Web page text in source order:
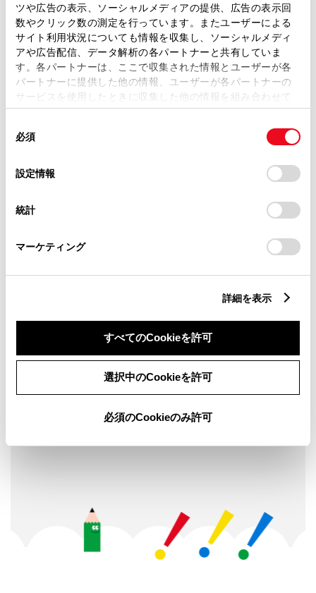
ツや広告の表示、ソーシャルメディアの提供、広告の表示回
数やクリック数の測定を行っています。またユーザーによる
サイト利用状況についても情報を収集し、ソーシャルメディ
アや広告配信、データ解析の各パートナーと共有していま
す。各パートナーは、ここで収集された情報とユーザーが各
パートナーに提供した他の情報、ユーザーが各パートナーの
サービスを使用したときに収集した他の情報を組み合わせて
使用することがあります。当ウェブサイトの使用を続行する
デバイスにすべてのCookie(クッキー)が保存されることに同
意したことになります。Cookie(クッキー)のオプトアウト、
設定の変更、同意を撤回したりするにあたっては、当社の
「Cookie（クッキー）情報の取り扱いについて
」をご覧くだ
必須
設定情報
統計
マーケティング
詳細を表示
すべてのCookieを許可
選択中のCookieを許可
必須のCookieのみ許可
でトヨタキッズモビリティプログラムを
2026年4月に開催された愛知トヨタ主催
ス」。エンジニアやカーレーサーといっ
ど多彩な職業体験が用意され、２日間で
6,000名を超えるファミリー層が来場し
ました。当日は天候にも恵まれ、来場者
ら、のんびりと会場内を散歩するように
そのワークショップの一つとして、「ト
ヨタキッズモビリティプログラム」が実
もっと見る